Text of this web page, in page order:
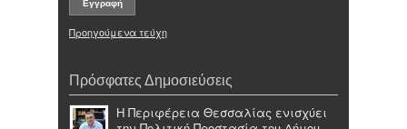
Προηγούμενα τεύχη
Πρόσφατες Δημοσιεύσεις
Η Περιφέρεια Θεσσαλίας ενισχύει